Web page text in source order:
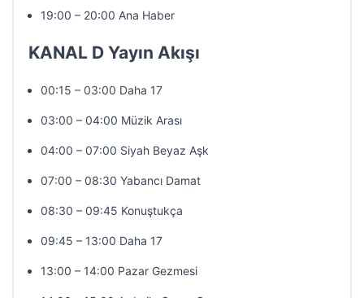
19:00 – 20:00 Ana Haber
KANAL D Yayın Akışı
00:15 – 03:00 Daha 17
03:00 – 04:00 Müzik Arası
04:00 – 07:00 Siyah Beyaz Aşk
07:00 – 08:30 Yabancı Damat
08:30 – 09:45 Konuştukça
09:45 – 13:00 Daha 17
13:00 – 14:00 Pazar Gezmesi